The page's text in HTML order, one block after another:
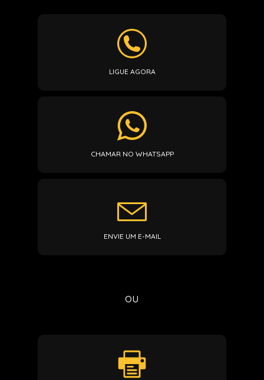
LIGUE AGORA
CHAMAR NO WHATSAPP
ENVIE UM E-MAIL
ou